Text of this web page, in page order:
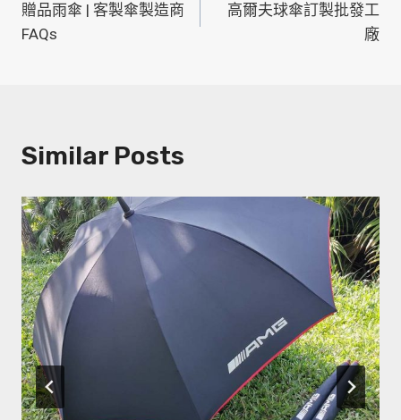
章
贈品雨傘 | 客製傘製造商
FAQs
高爾夫球傘訂製批發工
廠
Similar Posts